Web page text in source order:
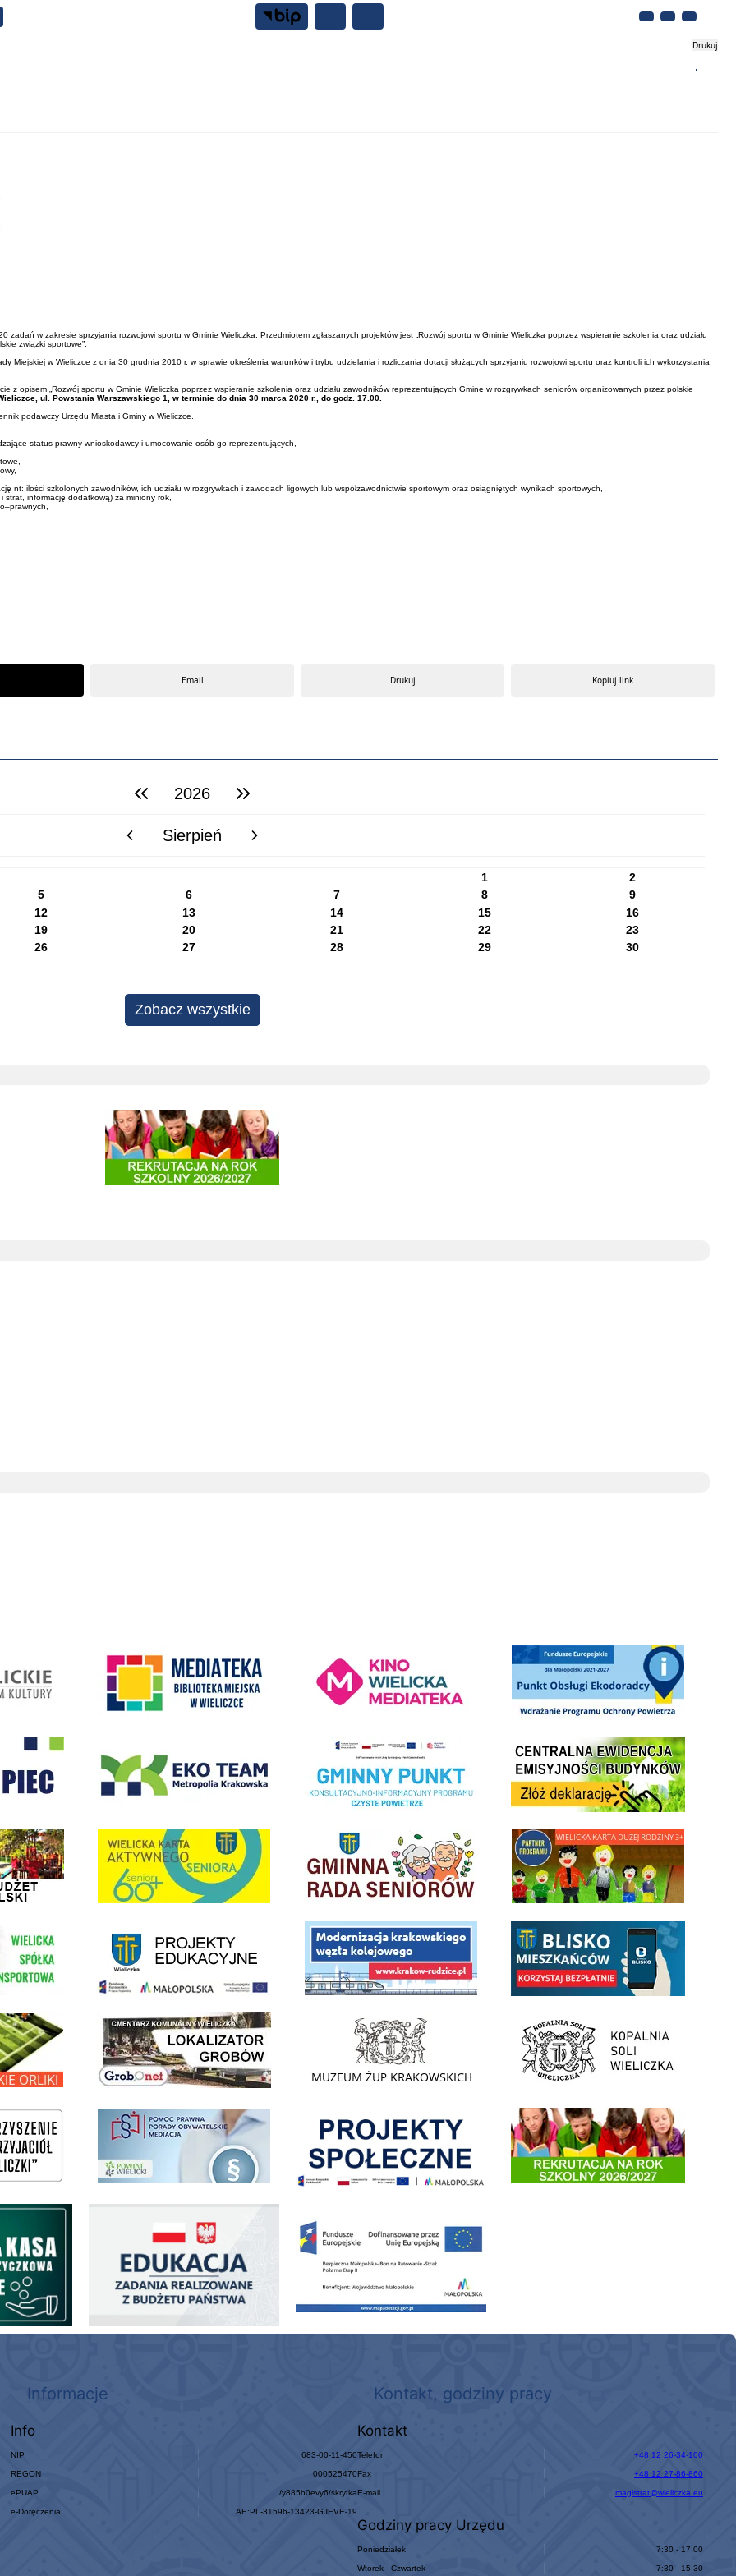
Drukuj
w zakresie sprzyjania rozwojowi sportu w Gminie Wieliczka. Przedmiotem zgłaszanych projektów jest „Rozwój sportu w Gminie Wieliczka poprzez wspieranie szkolenia oraz udziału
związki sportowe”.
Miejskiej w Wieliczce z dnia 30 grudnia 2010 r. w sprawie określenia warunków i trybu udzielania i rozliczania dotacji służących sprzyjaniu rozwojowi sportu oraz kontroli ich wykorzystania,
z opisem „Rozwój sportu w Gminie Wieliczka poprzez wspieranie szkolenia oraz udziału zawodników reprezentujących Gminę w rozgrywkach seniorów organizowanych przez polskie
ul. Powstania Warszawskiego 1, w terminie do dnia 30 marca 2020 r., do godz. 17.00.
podawczy Urzędu Miasta i Gminy w Wieliczce.
status prawny wnioskodawcy i umocowanie osób go reprezentujących,
nt: ilości szkolonych zawodników, ich udziału w rozgrywkach i zawodach ligowych lub współzawodnictwie sportowym oraz osiągniętych wynikach sportowych,
informację dodatkową) za miniony rok,
Email Drukuj Kopiuj link
poprzedni rok2026 następny rok
poprzedni miesiącSierpień następny miesiąc
1
2
5 6 7 8
9
12 13 14 15
16
19 20 21 22
23
26 27 28 29
30
Zobacz wszystkie
Rekrutacja do szkół i przedszkoli 2025/2026
Punkt Obsługi Ekodoradcy Wieliczka
Realizacja Programu Czyste Powietrze w Gminie WieliczkaCentrala Ewidencja Emisyjności Budynków - złóż
Obywatelski link do strony Wielicka Karta Aktywnego Seniora link do strony Gminnej Rady Seniorow - Wieliczka link do strony - Wielicka Karta Dużej Rodziny
Transportowej link do strony - projekty edukacyjne dofinansowane z Europejskiego Funduszu Społecznego
link do opisu projektu budowy linii kolejowej Krakow Rudzicelink do opisu aplikacji - BLISKO, Gmina Wieliczka w
Orliki link do lokalizatora grobów na wielickim cmentarzu - grobnetlink do strony - Muzeum Żup Krakowskich Wieliczka link do strony Kopalni Soli Wieliczka
pomoc prawna wieliczka Informacja o terminach rekrutacji na rok szkolny 2026/
- Pożyczkowa
Zakup fabrycznie nowego, średniego samochodu ratowniczo-gaśniczego z napędem 4x4 dla OSP Kokotów
Informacje
Info
NIP 683-00-11-450
REGON 000525470
ePUAP /y885h0evy6/skrytka
e-Doręczenia AE:PL-31596-13423-GJEVE-19
Kontakt, godziny pracy
Kontakt
Telefon +48 12 26-34-100
Fax +48 12 27-86-860
E-mail magistrat@wieliczka.eu
Godziny pracy Urzędu
Poniedziałek 7:30 - 17:00
Wtorek - Czwartek 7:30 - 15:30